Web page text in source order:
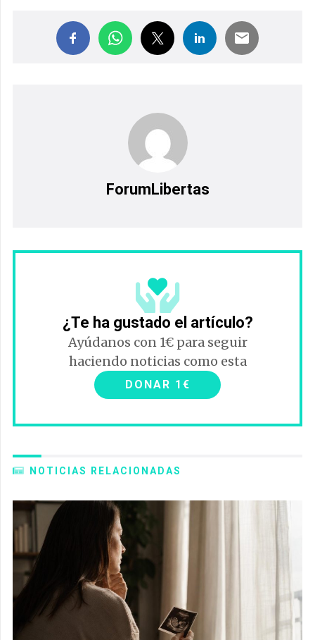
ForumLibertas
¿Te ha gustado el artículo?
Ayúdanos con 1€ para seguir
haciendo noticias como esta
DONAR 1€
NOTICIAS RELACIONADAS